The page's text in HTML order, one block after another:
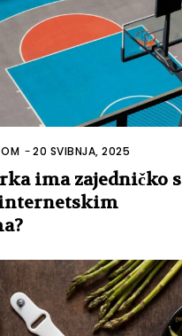
-20 SVIBNJA, 2025
ima zajedničko s
internetskim